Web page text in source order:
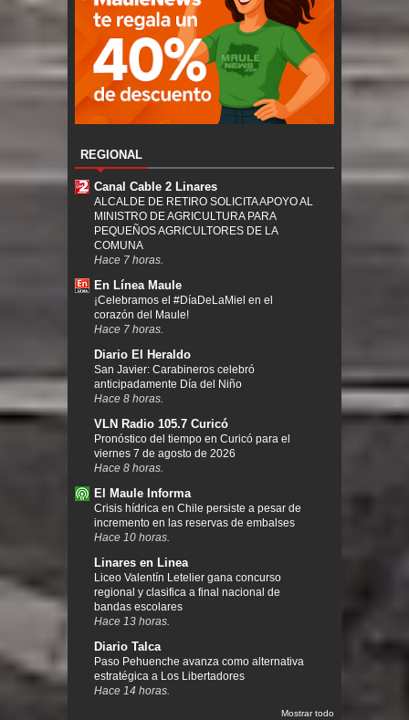
REGIONAL
Canal Cable 2 Linares
ALCALDE DE RETIRO SOLICITA APOYO AL
MINISTRO DE AGRICULTURA PARA
PEQUEÑOS AGRICULTORES DE LA
COMUNA
Hace 7 horas.
En Línea Maule
¡Celebramos el #DíaDeLaMiel en el
corazón del Maule!
Hace 7 horas.
Diario El Heraldo
San Javier: Carabineros celebró
anticipadamente Día del Niño
Hace 8 horas.
VLN Radio 105.7 Curicó
Pronóstico del tiempo en Curicó para el
viernes 7 de agosto de 2026
Hace 8 horas.
El Maule Informa
Crisis hídrica en Chile persiste a pesar de
incremento en las reservas de embalses
Hace 10 horas.
Linares en Linea
Liceo Valentín Letelier gana concurso
regional y clasifica a final nacional de
bandas escolares
Hace 13 horas.
Diario Talca
Paso Pehuenche avanza como alternativa
estratégica a Los Libertadores
Hace 14 horas.
Mostrar todo